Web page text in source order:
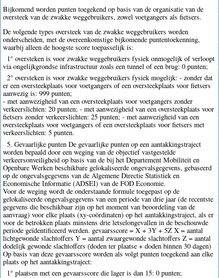
Bijkomend worden punten toegekend op basis van de organisatie van de
oversteek van de zwakke weggebruikers, zowel voetgangers als fietsers.
De volgende types oversteek van de zwakke weggebruikers worden
onderscheiden, met de overeenkomstige bijkomende puntentoekenning,
waarbij alleen de hoogste score toepasselijk is:
1° oversteken is voor zwakke weggebruikers fysiek onmogelijk of verloopt
via ongelijkgrondse infrastructuur zoals een tunnel of een brug: 0 punten;
2° oversteken is voor zwakke weggebruikers fysiek mogelijk: - zonder dat
er een oversteekplaats voor voetgangers of een oversteekplaats voor fietsers
aanwezig is: 999 punten;
- met aanwezigheid van een oversteekplaats voor voetgangers zonder
verkeerslichten: 20 punten; - met aanwezigheid van een oversteekplaats voor
fietsers zonder verkeerslichten: 25 punten; - met aanwezigheid van een
oversteekplaats voor voetgangers of een oversteekplaats voor fietsers met
verkeerslichten: 5 punten.
5. Gevaarlijke punten De gevaarlijke punten op een aantakkingstraject
worden bepaald door een weging van de objectief vastgestelde
verkeersonveiligheid op basis van de bij het Departement Mobiliteit en
Openbare Werken beschikbare gelokaliseerde ongevalsgegevens, gebaseerd
op de ongevalsgegevens van de Algemene Directie Statistiek en
Economische Informatie (ADSEI) van de FOD Economie.
Voor de weging wordt de onderstaande formule toegepast op de
gelokaliseerde ongevalsgegevens van een periode van drie jaar (de recentste
gegevens die beschikbaar zijn op het moment van beoordeling van de
aanvraag) voor elke plaats (xy-coördinaten) op het aantakkingstraject, als er
voor de betrokken plaats minstens drie letselongevallen in de beschouwde
periode geïdentificeerd werden. gevaarsscore = X + 3Y + 5Z X = aantal
lichtgewonde slachtoffers Y = aantal zwaargewonde slachtoffers Z = aantal
dodelijk gewonde slachtoffers (doden ter plaatse + doden binnen 30 dagen)
Op basis van deze gevaarsscore worden als volgt punten toegekend aan elke
plaats op het aantakkingstraject:
1° plaatsen met een gevaarsscore die lager is dan 15: 0 punten;